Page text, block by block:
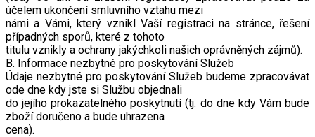
účelem ukončení smluvního vztahu mezi
námi a Vámi, který vznikl Vaší registraci na stránce, řešení
případných sporů, které z tohoto
titulu vznikly a ochrany jakýchkoli našich oprávněných zájmů).
B. Informace nezbytné pro poskytování Služeb
Údaje nezbytné pro poskytování Služeb budeme zpracovávat
ode dne kdy jste si Službu objednali
do jejího prokazatelného poskytnutí (tj. do dne kdy Vám bude
zboží doručeno a bude uhrazena
cena).